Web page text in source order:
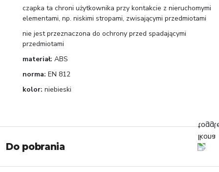
czapka ta chroni użytkownika przy kontakcie z nieruchomymi
elementami, np. niskimi stropami, zwisającymi przedmiotami
nie jest przeznaczona do ochrony przed spadającymi
przedmiotami
materiał: ABS
norma: EN 812
kolor: niebieski
Do pobrania